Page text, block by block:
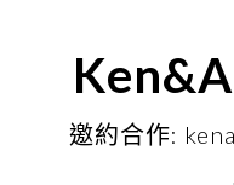
邀約合作: